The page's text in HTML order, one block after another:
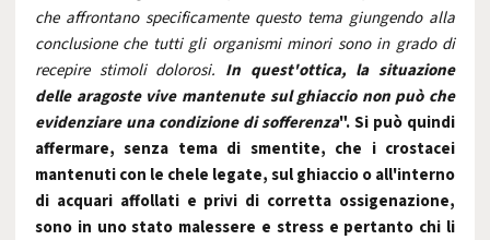
che affrontano specificamente questo tema giungendo alla
conclusione che tutti gli organismi minori sono in grado di
recepire stimoli dolorosi. In quest'ottica, la situazione
delle aragoste vive mantenute sul ghiaccio non può che
evidenziare una condizione di sofferenza".Si può quindi
affermare, senza tema di smentite, che i crostacei
mantenuti con le chele legate, sul ghiaccio o all'interno
di acquari affollati e privi di corretta ossigenazione,
sono in uno stato malessere e stress e pertanto chi li